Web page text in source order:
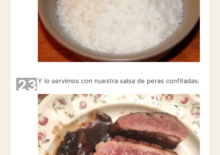
23Y lo servimos con nuestra salsa de peras confitadas.